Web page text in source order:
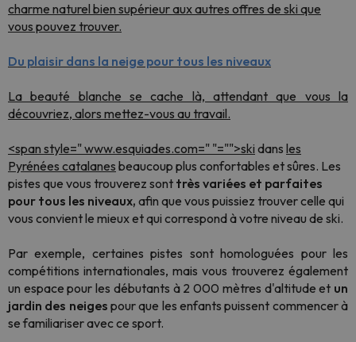
charme naturel bien supérieur aux autres offres de ski que
vous pouvez trouver.
Du plaisir dans la neige pour tous les niveaux
La beauté blanche se cache là, attendant que vous la
découvriez, alors mettez-vous au travail.
<span style=" www.esquiades.com=" "="">ski dans les
Pyrénées catalanes beaucoup plus confortables et sûres. Les
pistes que vous trouverez sont très variées et parfaites
pour tous les niveaux, afin que vous puissiez trouver celle qui
vous convient le mieux et qui correspond à votre niveau de ski.
Par exemple, certaines pistes sont homologuées pour les
compétitions internationales, mais vous trouverez également
un espace pour les débutants à 2 000 mètres d'altitude et un
jardin des neiges pour que les enfants puissent commencer à
se familiariser avec ce sport.